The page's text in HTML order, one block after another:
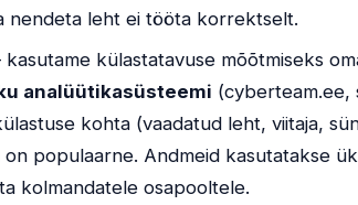
nendeta leht ei tööta korrektselt.
külastatavuse mõõtmiseks
analüütikasüsteemi (cyberteam.ee,
kohta (vaadatud leht, viitaja,
populaarne. Andmeid kasutatakse
kolmandatele osapooltele.